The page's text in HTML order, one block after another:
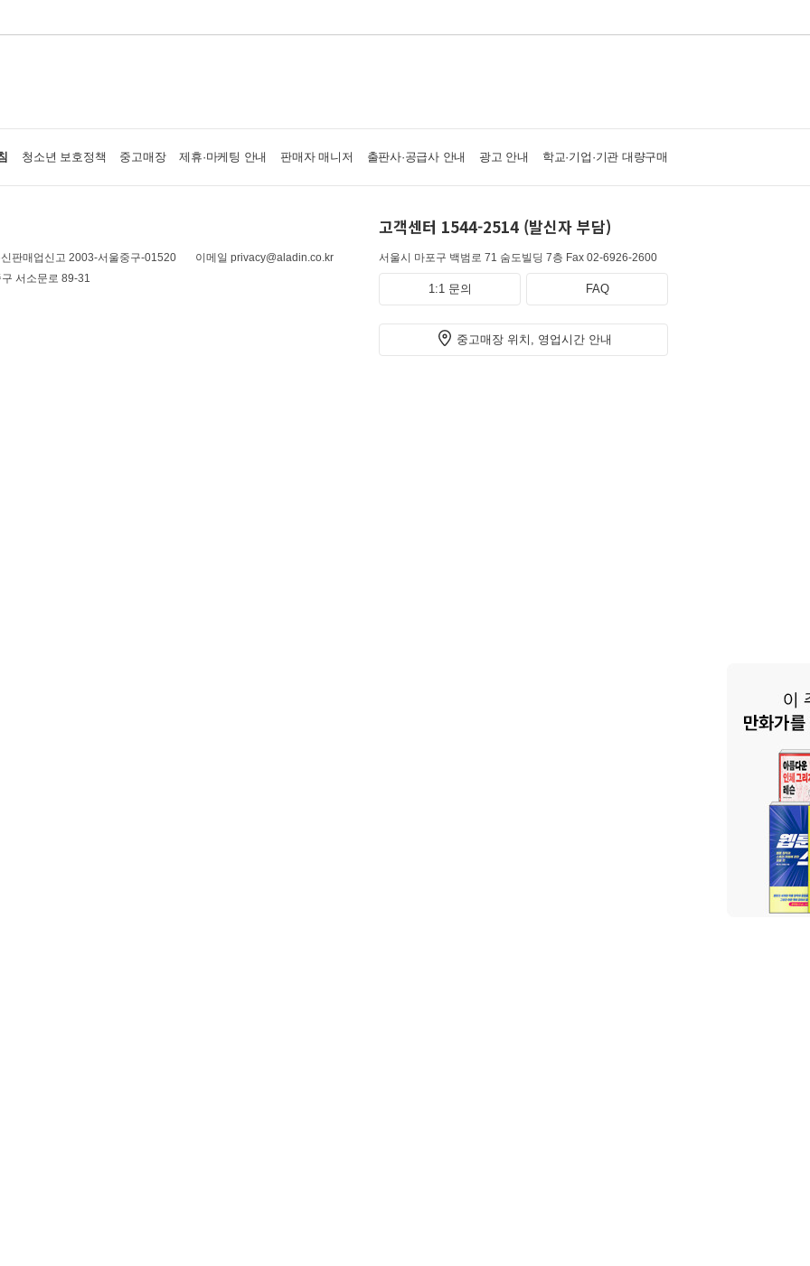
청소년 보호정책 중고매장 제휴·마케팅 안내 판매자 매니저 출판사·공급사 안내 광고 안내 학교·기업·기관 대량구매
판매업신고 2003-서울중구-01520
이메일 privacy@aladin.co.kr
서소문로 89-31
고객센터 1544-2514 (발신자 부담)
서울시 마포구 백범로 71 숨도빌딩 7층 Fax 02-6926-2600
1:1 문의 FAQ
중고매장 위치, 영업시간 안내